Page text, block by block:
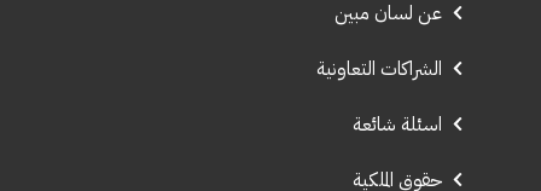
عن لسان مبين
الشراكات التعاونية
اسئلة شائعة
حقوق الملكية